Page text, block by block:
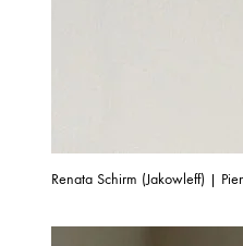
Renata Schirm (Jakowleff) |